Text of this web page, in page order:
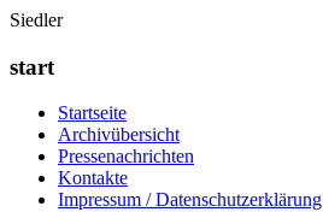
Siedler
start
Startseite
Archivübersicht
Pressenachrichten
Kontakte
Impressum / Datenschutzerklärung